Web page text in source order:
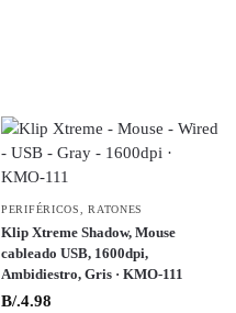
PERIFÉRICOS ,RATONES
Klip Xtreme Shadow, Mouse
cableado USB, 1600dpi,
Ambidiestro, Gris · KMO-111
B/.4.98